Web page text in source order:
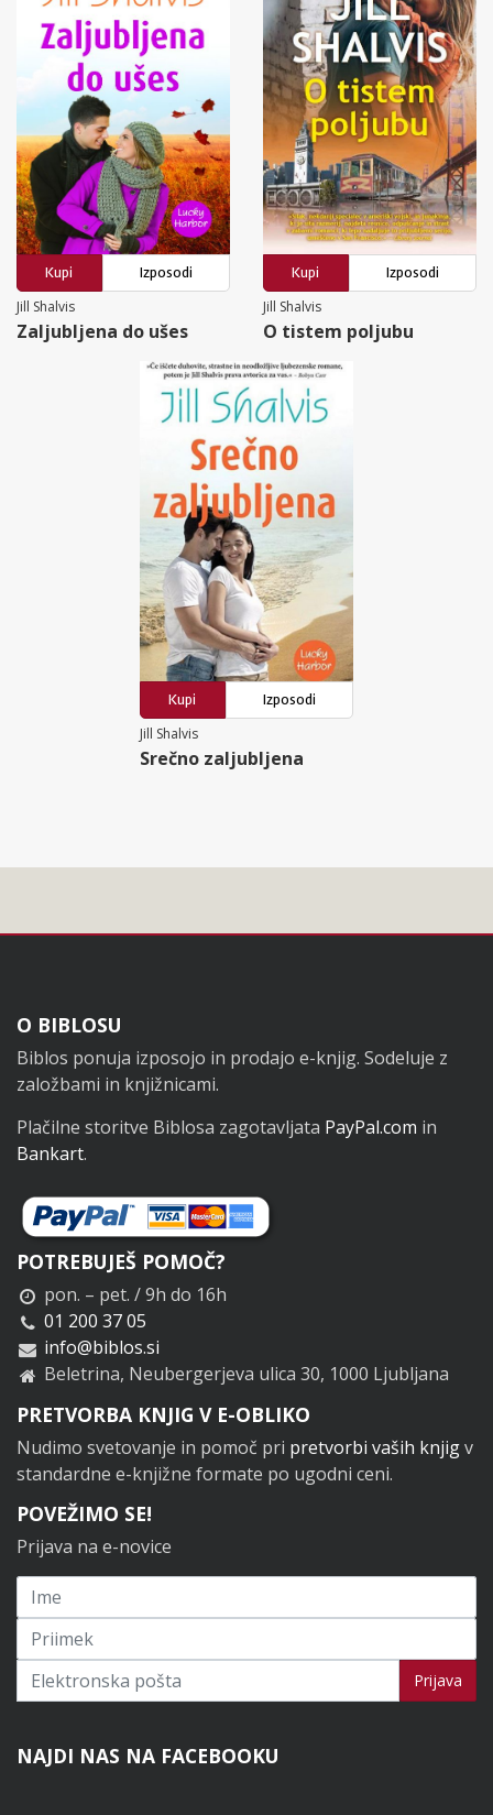
Kupi
Izposodi
Jill Shalvis
Zaljubljena do ušes
Kupi
Izposodi
Jill Shalvis
O tistem poljubu
Kupi
Izposodi
Jill Shalvis
Srečno zaljubljena
Noga
O BIBLOSU
Biblos ponuja izposojo in prodajo e-knjig. Sodeluje z
založbami in knjižnicami.
Plačilne storitve Biblosa zagotavljata PayPal.com in
Bankart.
POTREBUJEŠ POMOČ?
pon. – pet. / 9h do 16h
01 200 37 05
info@biblos.si
Beletrina, Neubergerjeva ulica 30, 1000 Ljubljana
PRETVORBA KNJIG V E-OBLIKO
Nudimo svetovanje in pomoč pri pretvorbi vaših knjigv
standardne e-knjižne formate po ugodni ceni.
POVEŽIMO SE!
Prijava na e-novice
Prijavi se na novice Prijava
NAJDI NAS NA FACEBOOKU